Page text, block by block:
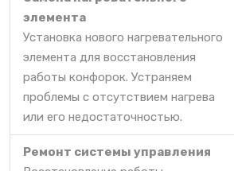
элемента
Установка нового нагревательного
элемента для восстановления
работы конфорок. Устраняем
проблемы с отсутствием нагрева
или его недостаточностью.
Ремонт системы управления